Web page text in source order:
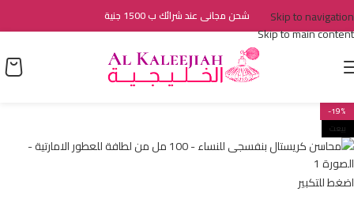
Skip to navigation
Skip to main content
شحن مجانى عند شرائك ب 1500 جنية
-19%
بيعت
اضغط للتكبير